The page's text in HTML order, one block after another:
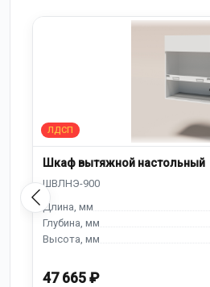
Шкаф вытяжной настольный
47 665 ₽